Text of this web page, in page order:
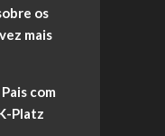
os
mais
com
Platz